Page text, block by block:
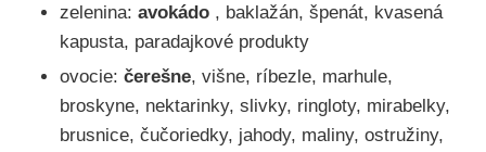
zelenina: avokádo , baklažán, špenát, kvasená
kapusta, paradajkové produkty
ovocie: čerešne, višne, ríbezle, marhule,
broskyne, nektarinky, slivky, ringloty, mirabelky,
brusnice, čučoriedky, jahody, maliny, ostružiny,